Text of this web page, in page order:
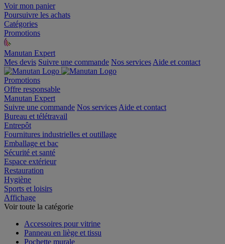
Voir mon panier
Poursuivre les achats
Catégories
Promotions
Manutan Expert
offre reconditionnée
Mes devis Suivre une commande Nos services
Promotions
Offre responsable
Manutan Expert
Suivre une commande
Bureau et télétravail
Entrepôt
Fournitures industrielles et outillage
Emballage et bac
Sécurité et santé
Espace extérieur
Restauration
Hygiène
Sports et loisirs
Affichage
Accessoires pour vitrine
Panneau en liège et tissu